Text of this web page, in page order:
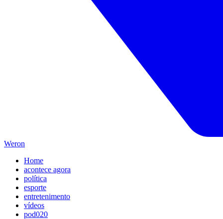
Weron
Home
acontece agora
política
esporte
entretenimento
vídeos
pod020